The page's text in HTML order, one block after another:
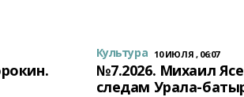
Культура 10 ИЮЛЯ , 06:07
№7.2026. Михаил
следам Урала-